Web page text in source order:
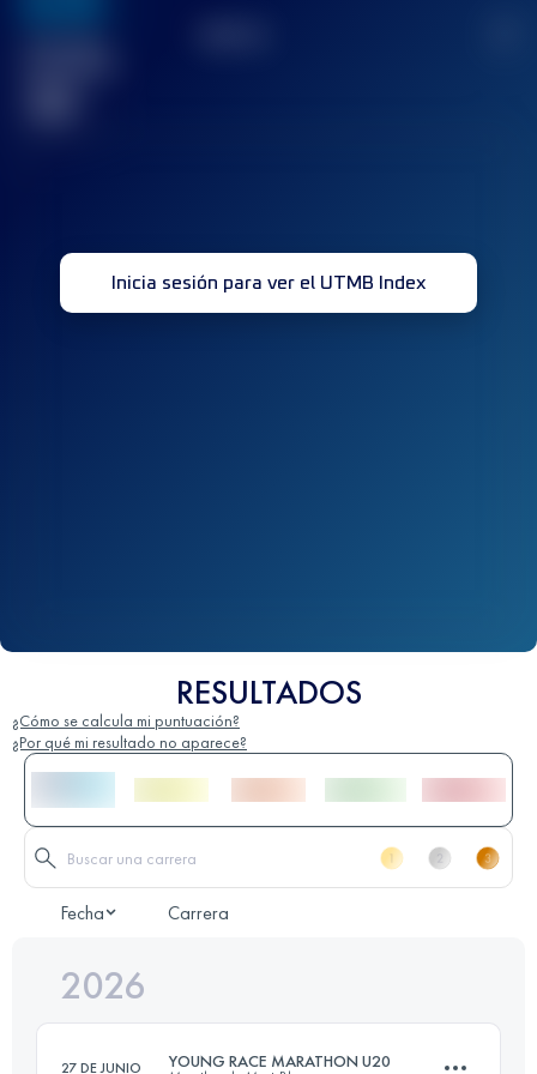
Inicia sesión para ver el UTMB Index
RESULTADOS
¿Cómo se calcula mi puntuación?
¿Por qué mi resultado no aparece?
Fecha Carrera
2026
27 DE JUNIO YOUNG RACE MARATHON U20